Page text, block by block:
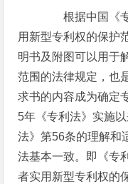
根据中国《专
用新型专利权的保护
明书及附图可以用于
范围的法律规定，也
求书的内容成为确定
5年《专利法》实施
法》第56条的理解和
法基本一致。即《专
者实用新型专利权的